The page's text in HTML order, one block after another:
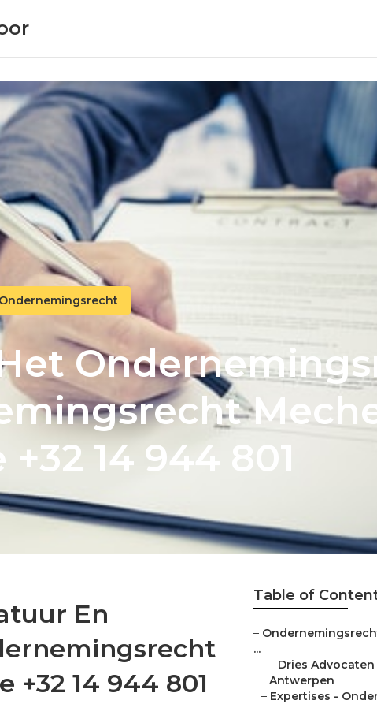
14 944 801
En
14 944 801
Table of
–
...
– Dries
Antwerpen
– Expertises -